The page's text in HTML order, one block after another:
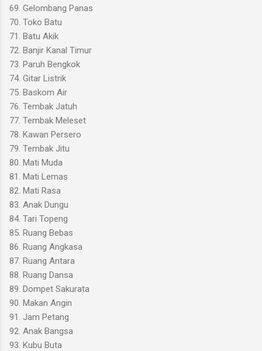
69. Gelombang Panas
70. Toko Batu
71. Batu Akik
72. Banjir Kanal Timur
73. Paruh Bengkok
74. Gitar Listrik
75. Baskom Air
76. Tembak Jatuh
77. Tembak Meleset
78. Kawan Persero
79. Tembak Jitu
80. Mati Muda
81. Mati Lemas
82. Mati Rasa
83. Anak Dungu
84. Tari Topeng
85. Ruang Bebas
86. Ruang Angkasa
87. Ruang Antara
88. Ruang Dansa
89. Dompet Sakurata
90. Makan Angin
91. Jam Petang
92. Anak Bangsa
93. Kubu Buta